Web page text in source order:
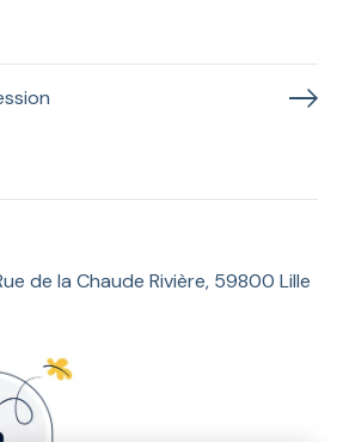
de la Chaude Rivière, 59800 Lille